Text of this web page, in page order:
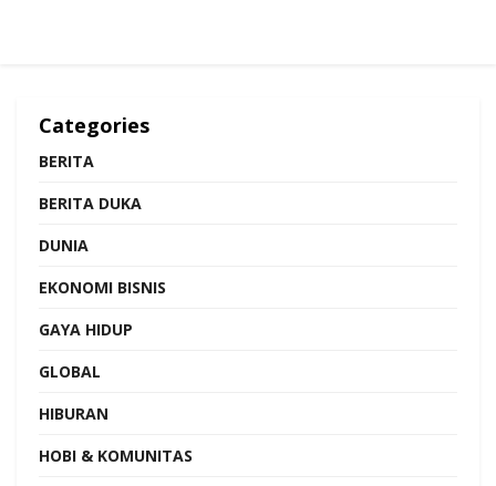
Categories
BERITA
BERITA DUKA
DUNIA
EKONOMI BISNIS
GAYA HIDUP
GLOBAL
HIBURAN
HOBI & KOMUNITAS